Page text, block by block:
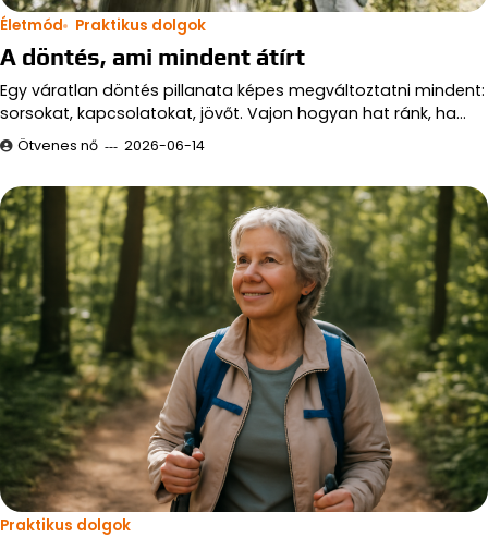
Életmód Praktikus dolgok
A döntés, ami mindent átírt
Egy váratlan döntés pillanata képes megváltoztatni mindent:
sorsokat, kapcsolatokat, jövőt. Vajon hogyan hat ránk, ha…
Ötvenes nő 2026-06-14
Praktikus dolgok